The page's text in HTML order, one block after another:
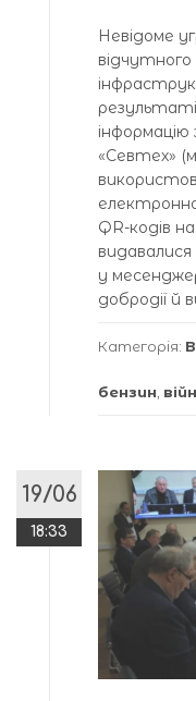
Невідоме
відчутного
інформацію
«Севтех»
QR-кодів
у
добродії й
Категорія:
бензин,
19/06
18:33